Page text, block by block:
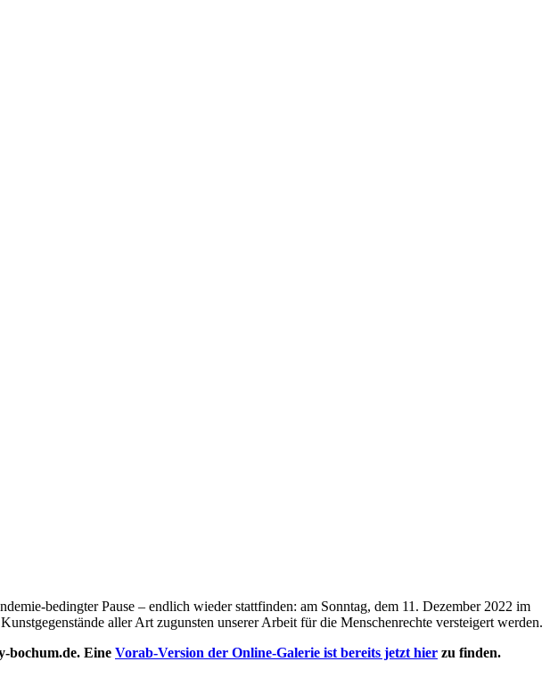
bedingter Pause – endlich wieder stattfinden: am Sonntag, dem 11. Dezember 2022 im
aller Art zugunsten unserer Arbeit für die Menschenrechte versteigert werden.
bochum.de. Eine Vorab-Version der Online-Galerie ist bereits jetzt hier zu finden.